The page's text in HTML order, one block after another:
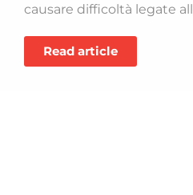
causare difficoltà legate
Read article